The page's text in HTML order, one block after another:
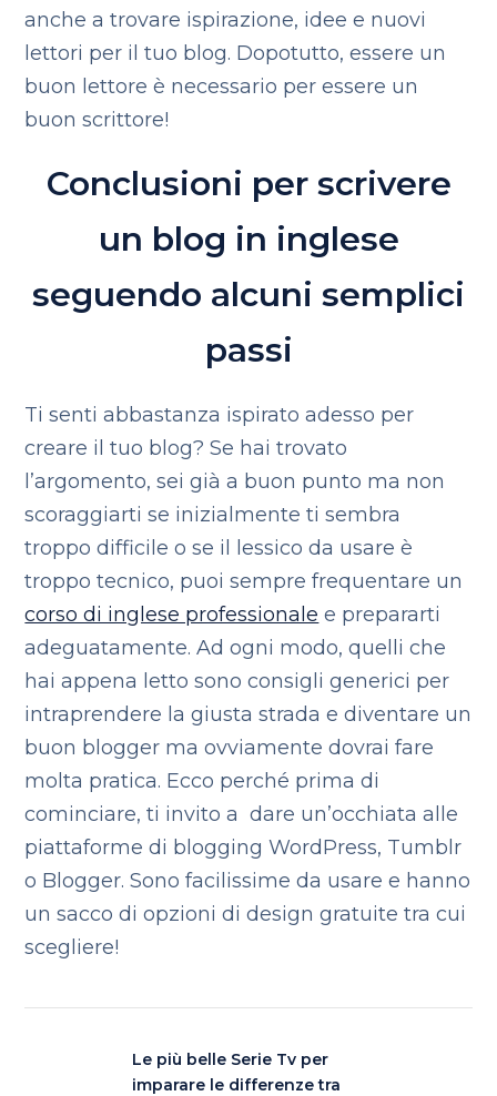
anche a trovare ispirazione, idee e nuovi
lettori per il tuo blog. Dopotutto, essere un
buon lettore è necessario per essere un
buon scrittore!
Conclusioni per scrivere
un blog in inglese
seguendo alcuni semplici
passi
Ti senti abbastanza ispirato adesso per
creare il tuo blog? Se hai trovato
l’argomento, sei già a buon punto ma non
scoraggiarti se inizialmente ti sembra
troppo difficile o se il lessico da usare è
troppo tecnico, puoi sempre frequentare un
corso di inglese professionale e prepararti
adeguatamente. Ad ogni modo, quelli che
hai appena letto sono consigli generici per
intraprendere la giusta strada e diventare un
buon blogger ma ovviamente dovrai fare
molta pratica. Ecco perché prima di
cominciare, ti invito a dare un’occhiata alle
piattaforme di blogging WordPress, Tumblr
o Blogger. Sono facilissime da usare e hanno
un sacco di opzioni di design gratuite tra cui
scegliere!
Le più belle Serie Tv per
imparare le differenze tra